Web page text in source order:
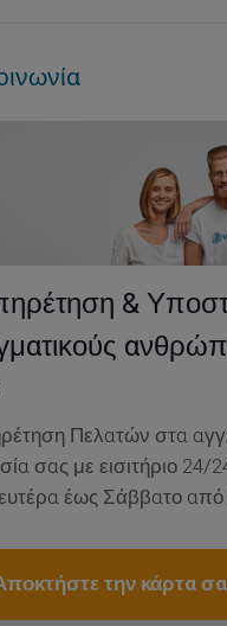
&
Πελατών στα
σας με εισιτήριο 24/
έως Σάββατο από
την κάρτα